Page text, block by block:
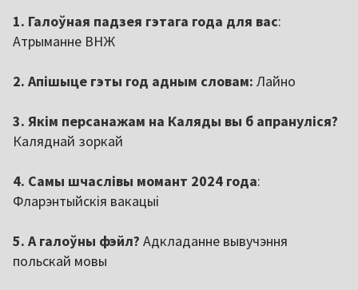
1. Галоўная падзея гэтага года для вас:
Атрыманне ВНЖ
2. Апішыце гэты год адным словам: Лайно
3. Якім персанажам на Каляды вы б апрануліся?
Каляднай зоркай
4. Самы шчаслівы момант 2024 года:
Фларэнтыйскія вакацыі
5. А галоўны фэйл? Адкладанне вывучэння
польскай мовы